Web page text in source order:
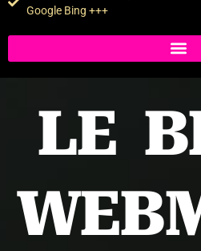
Google Bing +++
LE